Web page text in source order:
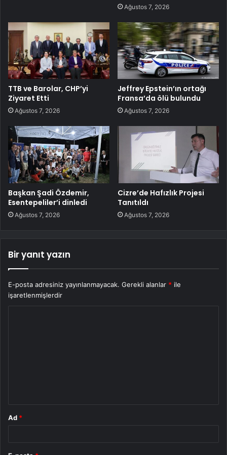
Ağustos 7, 2026
TTB ve Barolar, CHP’yi
Ziyaret Etti
Ağustos 7, 2026
Jeffrey Epstein’ın ortağı
Fransa’da ölü bulundu
Ağustos 7, 2026
Başkan Şadi Özdemir,
Esentepeliler’i dinledi
Ağustos 7, 2026
Cizre’de Hafızlık Projesi
Tanıtıldı
Ağustos 7, 2026
Bir yanıt yazın
E-posta adresiniz yayınlanmayacak. Gerekli alanlar * ile
işaretlenmişlerdir
Ad *